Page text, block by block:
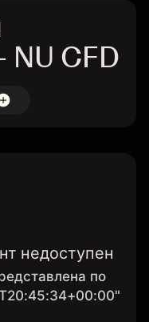
NU CFD
недоступен
по